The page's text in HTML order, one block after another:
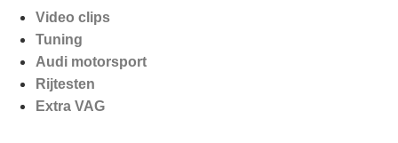
Video clips
Tuning
Audi motorsport
Rijtesten
Extra VAG